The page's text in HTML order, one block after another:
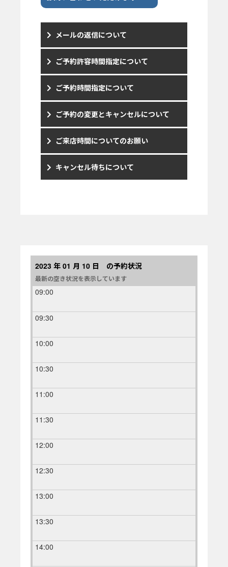
メールの返信について
ご予約許容時間指定について
ご予約時間指定について
ご予約の変更とキャンセルについて
ご来店時間についてのお願い
キャンセル待ちについて
2023 年 01 月 10 日 の予約状況
最新の空き状況を表示しています
09:00
09:30
10:00
10:30
11:00
11:30
12:00
12:30
13:00
13:30
14:00